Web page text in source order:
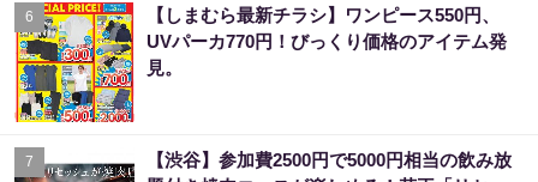
6
【しまむら最新チラシ】ワンピース550円、
UVパーカ770円！びっくり価格のアイテム発
見。
7
【渋谷】参加費2500円で5000円相当の飲み放